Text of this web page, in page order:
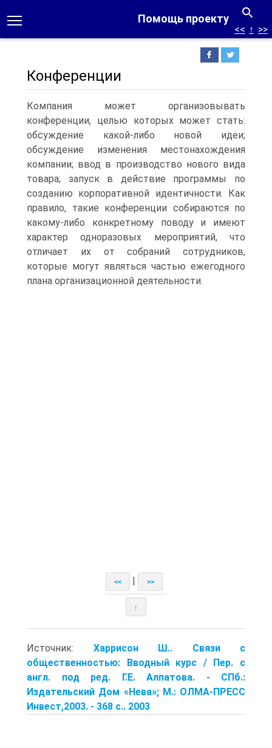
Помощь проекту
<< ↑ >>
Конференции
Компания может организовывать
конференции, целью которых может стать:
обсуждение какой-либо новой идеи;
обсуждение изменения местонахождения
компании; ввод в производство нового вида
товара; запуск в действие программы по
созданию корпоративной идентичности. Как
правило, такие конференции собираются по
какому-либо конкретному поводу и имеют
характер одноразовых мероприятий, что
отличает их от собраний сотрудников,
которые могут являться частью ежегодного
плана организационной деятельности.
<< >>
↑
Источник: Харрисон Ш.. Связи с
общественностью: Вводный курс / Пер. с
англ. под ред. Г.Е. Алпатова. - СПб.:
Издательский Дом «Нева»; М.: ОЛМА-ПРЕСС
Инвест,2003. - 368 с.. 2003